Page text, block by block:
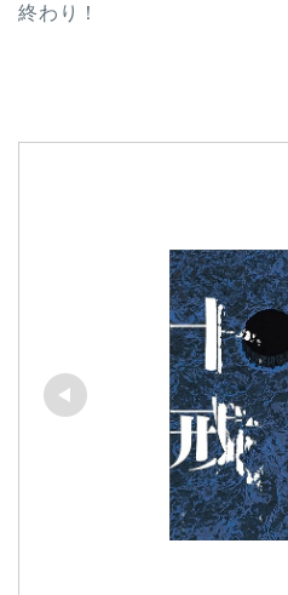
終わり！